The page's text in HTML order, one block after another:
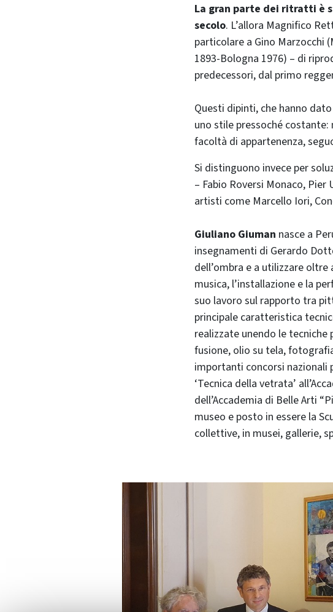
La gran parte dei ritratti è
secolo. L’allora Magnifico
particolare a Gino Marzocchi
1893-Bologna 1976) – di
predecessori, dal primo
Questi dipinti, che hanno
uno stile pressoché
facoltà di appartenenza,
Si distinguono invece per
– Fabio Roversi Monaco,
artisti come Marcello Iori,
Giuliano Giuman nasce a
insegnamenti di Gerardo
dell’ombra e a utilizzare
musica, l’installazione e la
suo lavoro sul rapporto tra
principale caratteristica
realizzate unendo le
fusione, olio su tela,
importanti concorsi nazionali
‘Tecnica della vetrata’
dell’Accademia di Belle Arti
museo e posto in essere la
collettive, in musei, gallerie,